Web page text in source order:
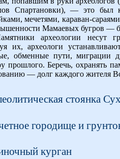
Спартановки), — это был
мечетями, караван-
Мамаевых бугров —
археологии несут
их, археологи
обменные пути, миграции
прошлого. Беречь, охранять
— долг каждого жителя
стоянка
городище и
курган